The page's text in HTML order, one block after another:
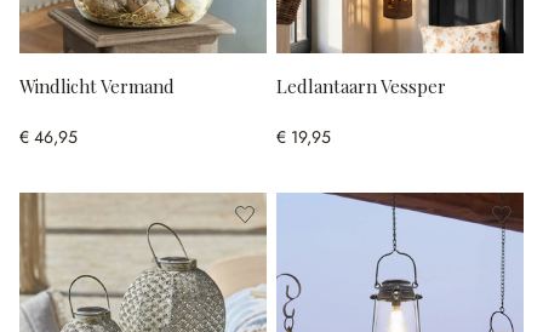
Windlicht Vermand
€ 46,95
Ledlantaarn Vessper
€ 19,95